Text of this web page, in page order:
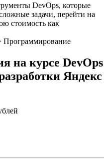
DevOps, которые
задачи, перейти на
стоимость как
на курсе DevOps
Яндекс